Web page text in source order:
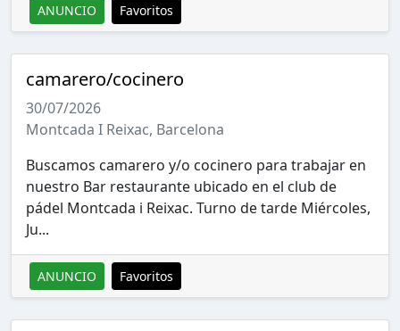
ANUNCIO Favoritos
camarero/cocinero
30/07/2026
Montcada I Reixac, Barcelona
Buscamos camarero y/o cocinero para trabajar en
nuestro Bar restaurante ubicado en el club de
pádel Montcada i Reixac. Turno de tarde Miércoles,
Ju...
ANUNCIO Favoritos